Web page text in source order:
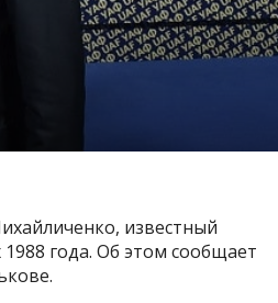
известный
года. Об этом сообщает